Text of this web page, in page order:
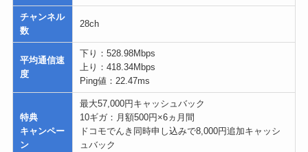
チャンネル
数
28ch
平均通信速
度
下り：528.98Mbps
上り：418.34Mbps
Ping値：22.47ms
特典
キャンペー
ン
最大57,000円キャッシュバック
10ギガ：月額500円×6ヵ月間
ドコモでんき同時申し込みで8,000円追加キャッシ
ュバック